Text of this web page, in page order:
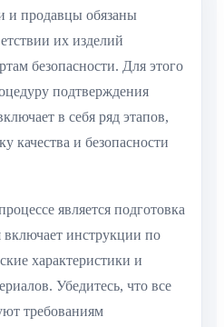
и продавцы обязаны
их изделий
безопасности. Для этого
подтверждения
в себя ряд этапов,
качества и безопасности
является подготовка
включает инструкции по
характеристики и
Убедитесь, что все
требованиям